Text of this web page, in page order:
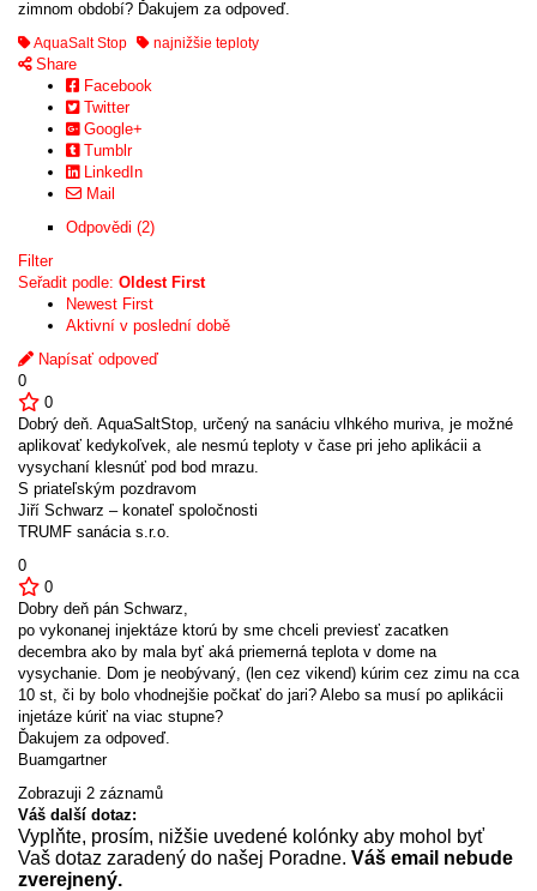
zimnom období? Ďakujem za odpoveď.
AquaSalt Stop najnižšie teploty
Share
Facebook
Twitter
Google+
Tumblr
LinkedIn
Mail
Odpovědi (2)
Filter
Seřadit podle: Oldest First
Newest First
Aktivní v poslední době
Napísať odpoveď
0
0
Dobrý deň. AquaSaltStop, určený na sanáciu vlhkého muriva, je možné
aplikovať kedykoľvek, ale nesmú teploty v čase pri jeho aplikácii a
vysychaní klesnúť pod bod mrazu.
S priateľským pozdravom
Jiří Schwarz – konateľ spoločnosti
TRUMF sanácia s.r.o.
0
0
Dobry deň pán Schwarz,
po vykonanej injektáze ktorú by sme chceli previesť zacatken
decembra ako by mala byť aká priemerná teplota v dome na
vysychanie. Dom je neobývaný, (len cez vikend) kúrim cez zimu na cca
10 st, či by bolo vhodnejšie počkať do jari? Alebo sa musí po aplikácii
injetáze kúriť na viac stupne?
Ďakujem za odpoveď.
Buamgartner
Zobrazuji 2 záznamů
Váš další dotaz:
Vyplňte, prosím, nižšie uvedené kolónky aby mohol byť
Vaš dotaz zaradený do našej Poradne. Váš email nebude
zverejnený.